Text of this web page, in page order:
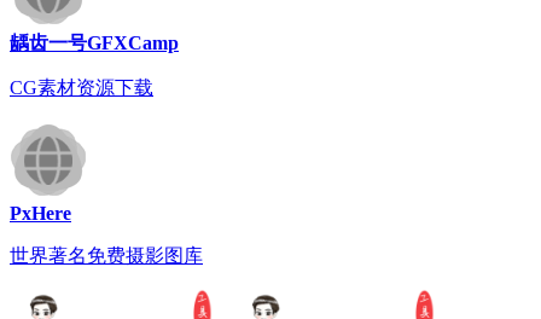
龋齿一号GFXCamp
CG素材资源下载
PxHere
世界著名免费摄影图库